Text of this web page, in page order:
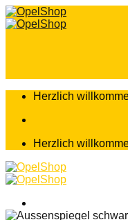
Zum
Inhalt
Herzlich
Herzlich